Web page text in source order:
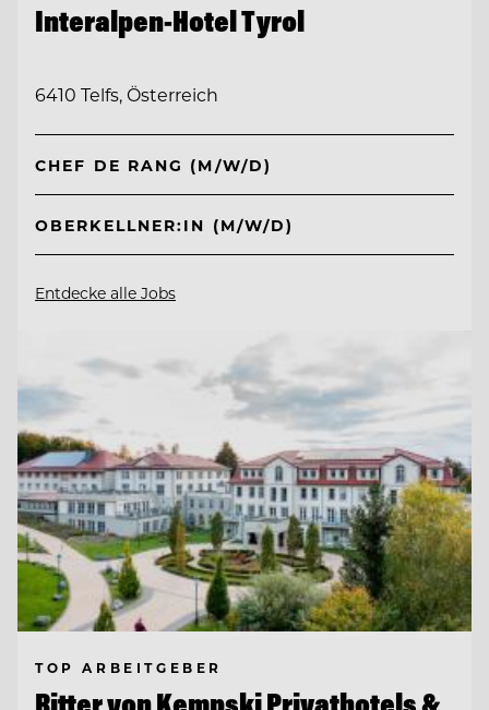
Interalpen-Hotel Tyrol
6410 Telfs, Österreich
CHEF DE RANG (M/W/D)
OBERKELLNER:IN (M/W/D)
Entdecke alle Jobs
TOP ARBEITGEBER